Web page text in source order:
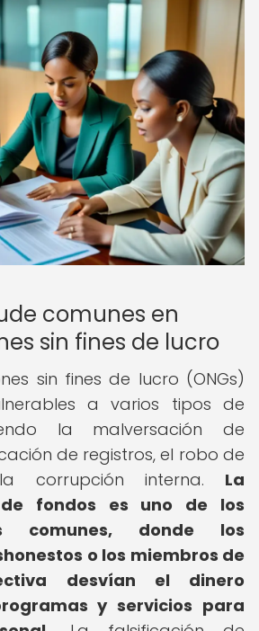
comunes en
sin fines de lucro
sin fines de lucro (ONGs)
a varios tipos de
la malversación de
de registros, el robo de
corrupción interna. La
de fondos es uno de los
comunes, donde los
o los miembros de
desvían el dinero
y servicios para